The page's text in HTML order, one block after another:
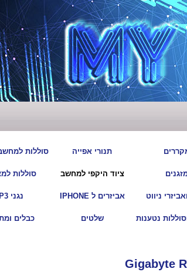
תנורי אפייה סוללות
ציוד היקפי למחשב סוללות
אביזרים ל IPHONE נגני MP3
נטענות שלטים כבלים